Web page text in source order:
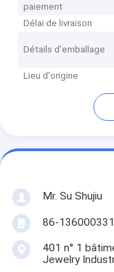
paiement
Délai de livraison
Détails d'emballage
Lieu d'origine
Mr. Su Shujiu
86-
401 n° 1
Jewelry